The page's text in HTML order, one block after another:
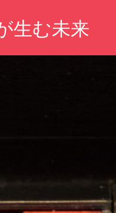
生む未来